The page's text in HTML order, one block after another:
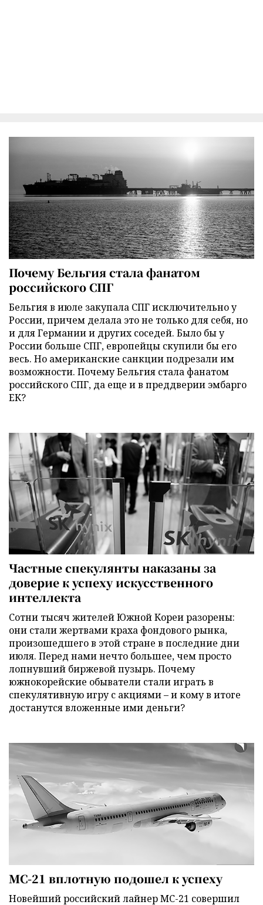
Почему Бельгия стала фанатом
российского СПГ
Бельгия в июле закупала СПГ исключительно у
России, причем делала это не только для себя, но
и для Германии и других соседей. Было бы у
России больше СПГ, европейцы скупили бы его
весь. Но американские санкции подрезали им
возможности. Почему Бельгия стала фанатом
российского СПГ, да еще и в преддверии эмбарго
ЕК?
Частные спекулянты наказаны за
доверие к успеху искусственного
интеллекта
Сотни тысяч жителей Южной Кореи разорены:
они стали жертвами краха фондового рынка,
произошедшего в этой стране в последние дни
июля. Перед нами нечто большее, чем просто
лопнувший биржевой пузырь. Почему
южнокорейские обыватели стали играть в
спекулятивную игру с акциями – и кому в итоге
достанутся вложенные ими деньги?
МС-21 вплотную подошел к успеху
Новейший российский лайнер МС-21 совершил